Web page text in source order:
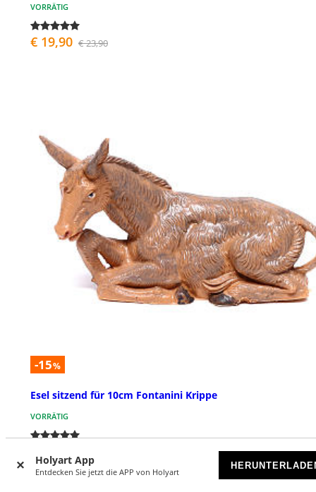
Holyart App
Entdecken Sie jetzt die APP von Holyart
VORRÄTIG
€ 19,90 € 23,90
-15%
Esel sitzend für 10cm Fontanini Krippe
VORRÄTIG